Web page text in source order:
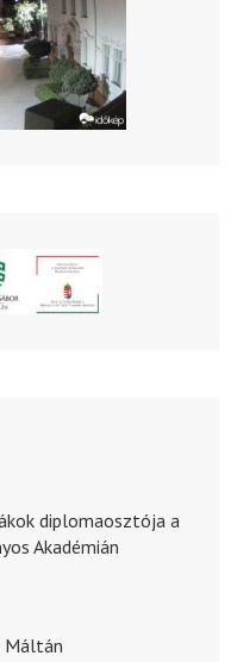
diplomaosztója a
Akadémián
Máltán